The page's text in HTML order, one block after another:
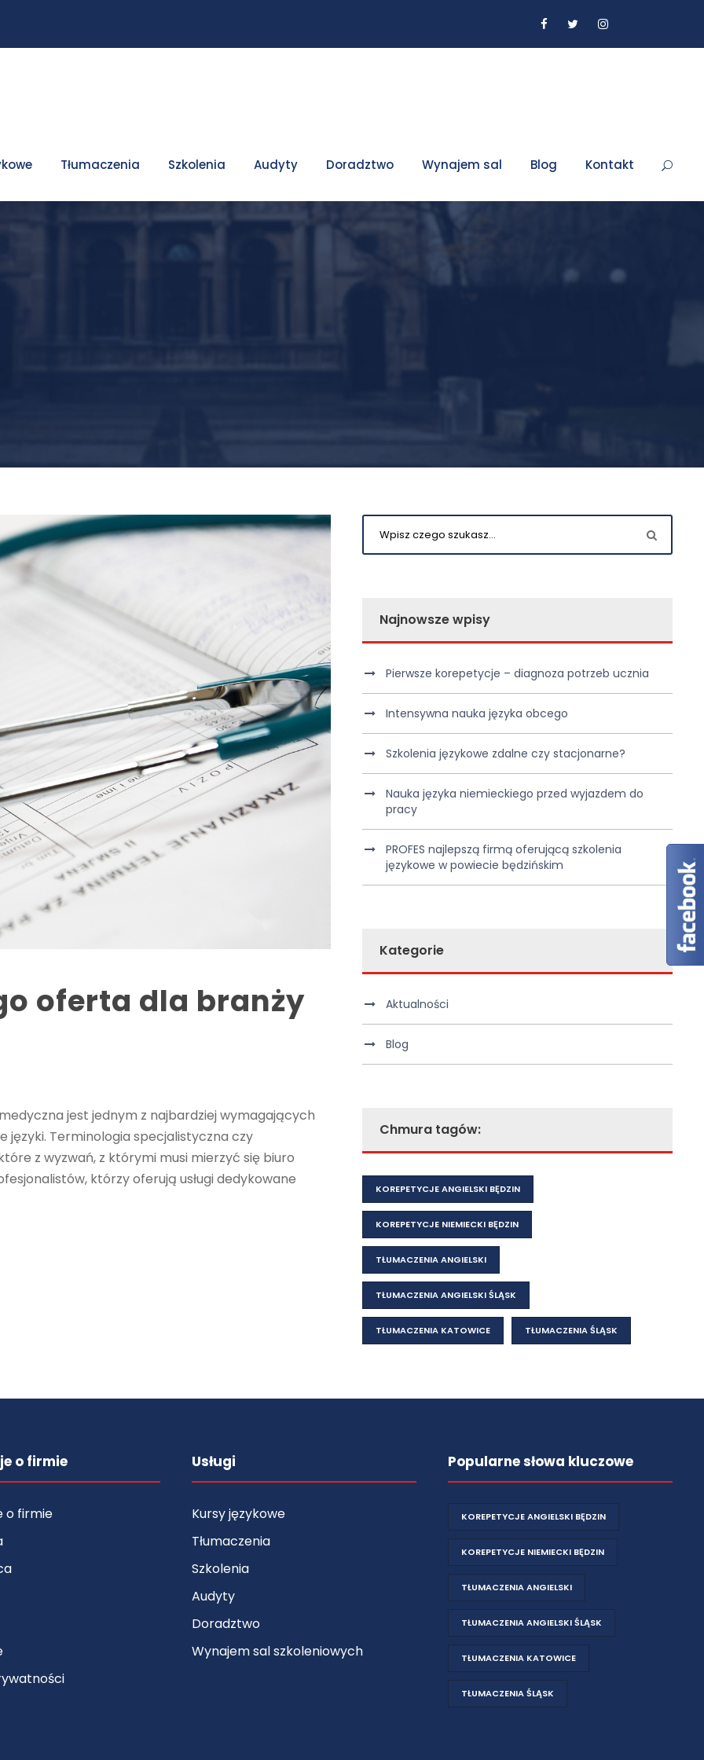
Tłumaczenia Szkolenia Audyty Doradztwo Wynajem sal Blog Kontakt
oferta dla branży
jest jednym z najbardziej wymagających
języki. Terminologia specjalistyczna czy
z wyzwań, z którymi musi mierzyć się biuro
którzy oferują usługi dedykowane
Najnowsze wpisy
Pierwsze korepetycje – diagnoza potrzeb ucznia
Intensywna nauka języka obcego
Szkolenia językowe zdalne czy stacjonarne?
Nauka języka niemieckiego przed wyjazdem do
pracy
PROFES najlepszą firmą oferującą szkolenia
językowe w powiecie będzińskim
Kategorie
Aktualności
Blog
Chmura tagów:
KOREPETYCJE ANGIELSKI BĘDZIN
KOREPETYCJE NIEMIECKI BĘDZIN
TŁUMACZENIA ANGIELSKI
TŁUMACZENIA ANGIELSKI ŚLĄSK
TŁUMACZENIA KATOWICE TŁUMACZENIA ŚLĄSK
o firmie
o firmie
Usługi
Kursy językowe
Tłumaczenia
Szkolenia
Audyty
Doradztwo
Wynajem sal szkoleniowych
Popularne słowa kluczowe
KOREPETYCJE ANGIELSKI BĘDZIN
KOREPETYCJE NIEMIECKI BĘDZIN
TŁUMACZENIA ANGIELSKI
TŁUMACZENIA ANGIELSKI ŚLĄSK
TŁUMACZENIA KATOWICE
TŁUMACZENIA ŚLĄSK